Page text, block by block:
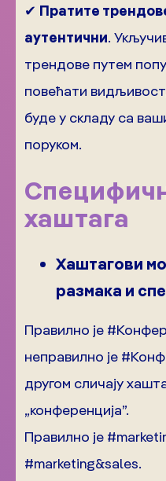
✔ Пратите
аутентични.
трендове путем
повећати
буде у складу са
поруком.
хаштага
Хаштагови
размака и
Правилно је
неправилно је
другом сличају
„конференција”.
Правилно је
#marketing&sales.